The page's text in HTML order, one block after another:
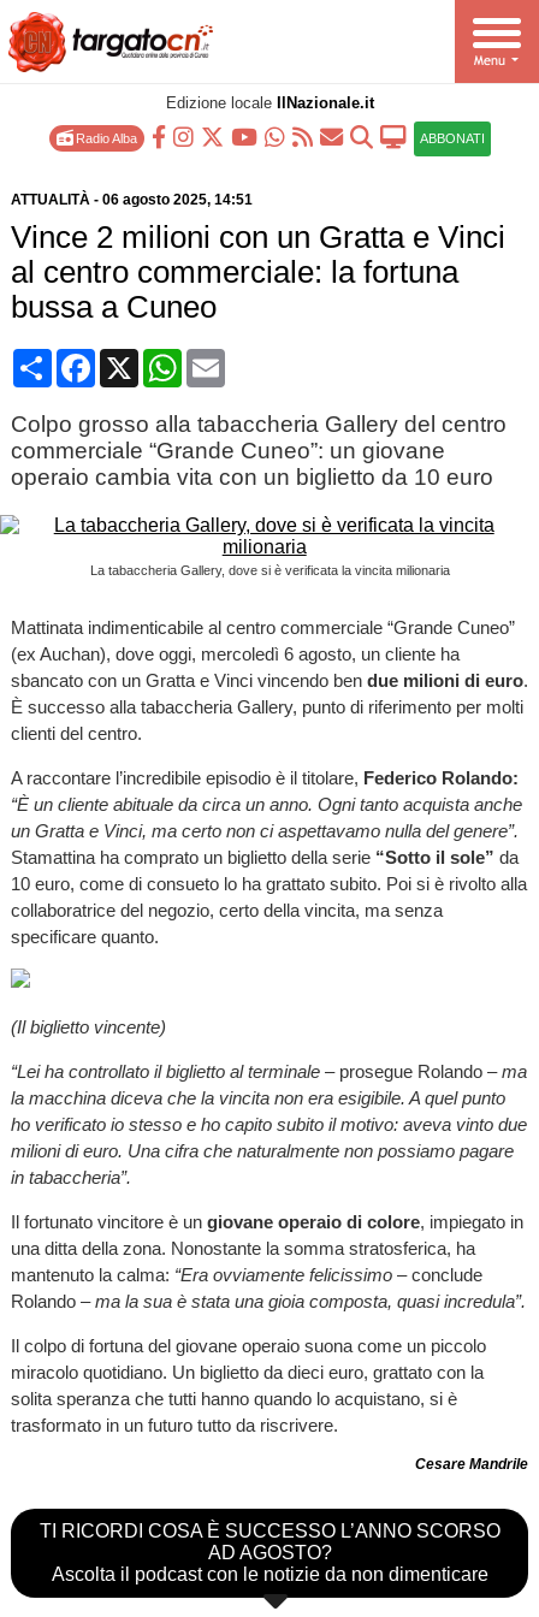
Edizione locale IlNazionale.it
Radio Alba ABBONATI
ATTUALITÀ- 06 agosto 2025, 14:51
Vince 2 milioni con un Gratta e Vinci
al centro commerciale: la fortuna
bussa a Cuneo
CondividiFacebook
X WhatsApp
Email
Colpo grosso alla tabaccheria Gallery del centro
commerciale “Grande Cuneo”: un giovane
operaio cambia vita con un biglietto da 10 euro
La tabaccheria Gallery, dove si è verificata la vincita milionaria
Mattinata indimenticabile al centro commerciale “Grande Cuneo”
(ex Auchan), dove oggi, mercoledì 6 agosto, un cliente ha
sbancato con un Gratta e Vinci vincendo ben due milioni di euro.
È successo alla tabaccheria Gallery, punto di riferimento per molti
clienti del centro.
A raccontare l’incredibile episodio è il titolare, Federico Rolando:
“È un cliente abituale da circa un anno. Ogni tanto acquista anche
un Gratta e Vinci, ma certo non ci aspettavamo nulla del genere”.
Stamattina ha comprato un biglietto della serie “Sotto il sole” da
10 euro, come di consueto lo ha grattato subito. Poi si è rivolto alla
collaboratrice del negozio, certo della vincita, ma senza
specificare quanto.
(Il biglietto vincente)
“Lei ha controllato il biglietto al terminale– prosegue Rolando –ma
la macchina diceva che la vincita non era esigibile. A quel punto
ho verificato io stesso e ho capito subito il motivo: aveva vinto due
milioni di euro. Una cifra che naturalmente non possiamo pagare
in tabaccheria”.
Il fortunato vincitore è un giovane operaio di colore, impiegato in
una ditta della zona. Nonostante la somma stratosferica, ha
mantenuto la calma: “Era ovviamente felicissimo– conclude
Rolando –ma la sua è stata una gioia composta, quasi incredula”.
Il colpo di fortuna del giovane operaio suona come un piccolo
miracolo quotidiano. Un biglietto da dieci euro, grattato con la
solita speranza che tutti hanno quando lo acquistano, si è
trasformato in un futuro tutto da riscrivere.
Cesare Mandrile
TI RICORDI COSA È SUCCESSO L’ANNO SCORSO
AD AGOSTO?
Ascolta il podcast con le notizie da non dimenticare